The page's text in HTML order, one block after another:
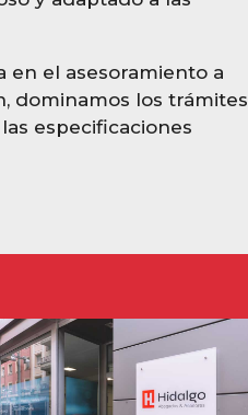
en el asesoramiento a
dominamos los trámites
especificaciones